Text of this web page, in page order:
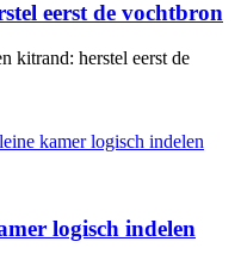
eerst de vochtbron
kitrand: herstel eerst de
logisch indelen